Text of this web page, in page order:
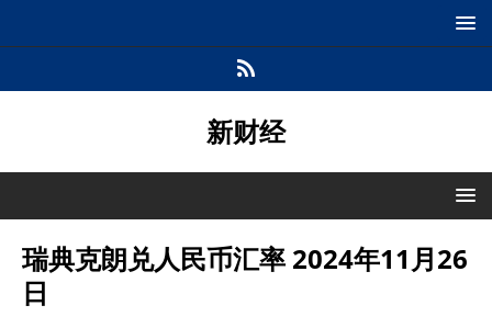
新财经
瑞典克朗兑人民币汇率 2024年11月26
日